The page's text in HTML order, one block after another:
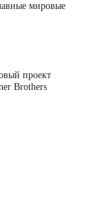
мировые
проект
Brothers